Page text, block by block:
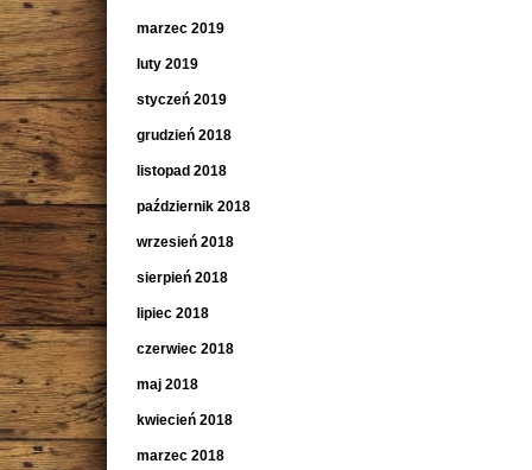
marzec 2019
luty 2019
styczeń 2019
grudzień 2018
listopad 2018
październik 2018
wrzesień 2018
sierpień 2018
lipiec 2018
czerwiec 2018
maj 2018
kwiecień 2018
marzec 2018